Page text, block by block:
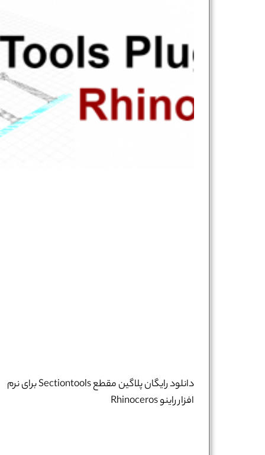
دانلود رایگان پلاگین مقطع Sectiontools برای نرم
افزار راینو Rhinoceros
شماره واتس‌اپ : *